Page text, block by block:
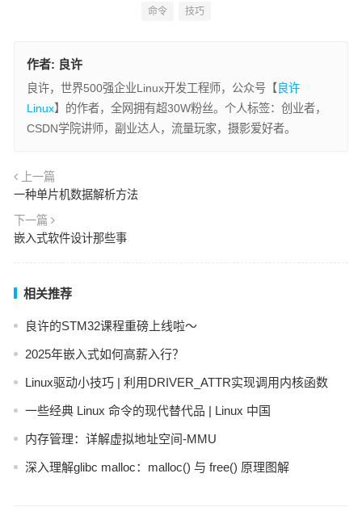
命令 技巧
作者: 良许
良许，世界500强企业Linux开发工程师，公众号【 良许
Linux】的作者，全网拥有超30W粉丝。个人标签：创业者，
CSDN学院讲师，副业达人，流量玩家，摄影爱好者。
上一篇
一种单片机数据解析方法
下一篇
嵌入式软件设计那些事
相关推荐
良许的STM32课程重磅上线啦～
2025年嵌入式如何高薪入行？
Linux驱动小技巧 | 利用DRIVER_ATTR实现调用内核函数
一些经典 Linux 命令的现代替代品 | Linux 中国
内存管理：详解虚拟地址空间-MMU
深入理解glibc malloc：malloc() 与 free() 原理图解